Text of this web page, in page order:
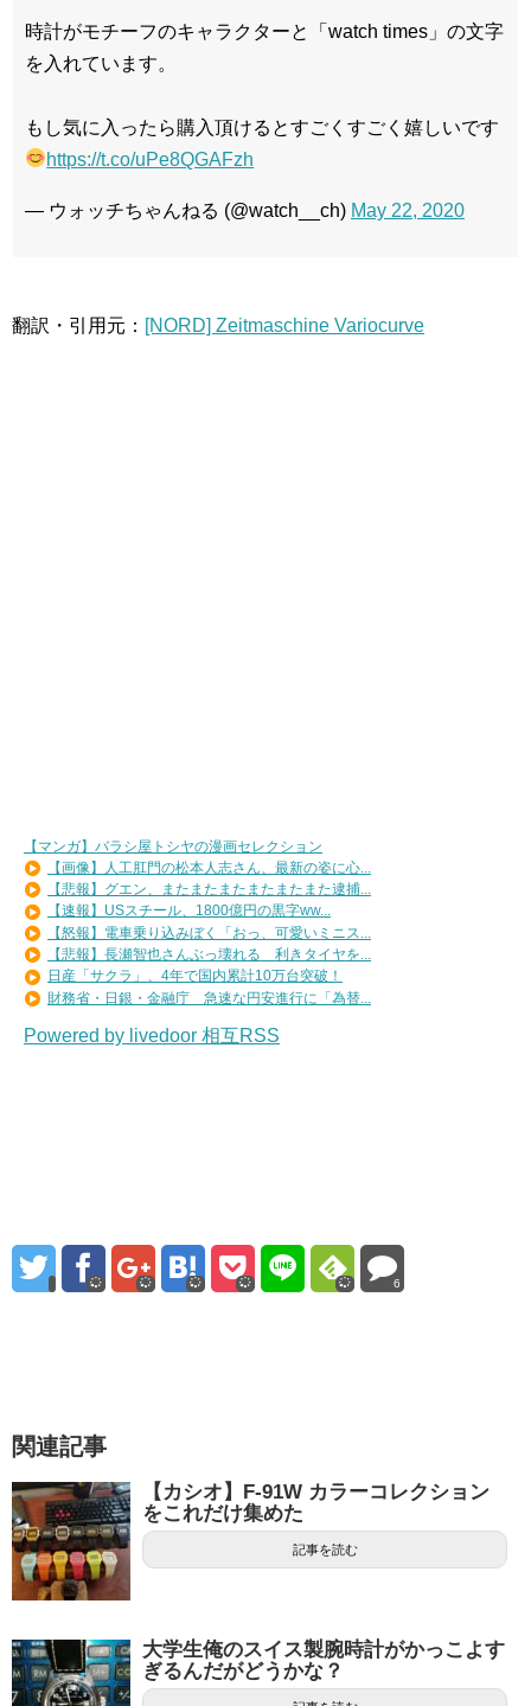
時計がモチーフのキャラクターと「watch times」の文字
を入れています。
もし気に入ったら購入頂けるとすごくすごく嬉しいです
https://t.co/uPe8QGAFzh
— ウォッチちゃんねる (@watch__ch) May 22, 2020
翻訳・引用元： [NORD] Zeitmaschine Variocurve
【マンガ】バラシ屋トシヤの漫画セレクション
【画像】人工肛門の松本人志さん、最新の姿に心...
【悲報】グエン、またまたまたまたまたまた逮捕...
【速報】USスチール、1800億円の黒字ww...
【怒報】電車乗り込みぼく「おっ、可愛いミニス...
【悲報】長瀬智也さんぶっ壊れる 利きタイヤを...
日産「サクラ」、4年で国内累計10万台突破！
財務省・日銀・金融庁 急速な円安進行に「為替...
Powered by livedoor 相互RSS
6
関連記事
【カシオ】F-91W カラーコレクション
をこれだけ集めた
記事を読む
大学生俺のスイス製腕時計がかっこよす
ぎるんだがどうかな？